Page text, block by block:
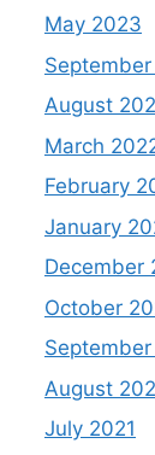
May 2023
August
March
February
January
December
October
September
August
July 2021